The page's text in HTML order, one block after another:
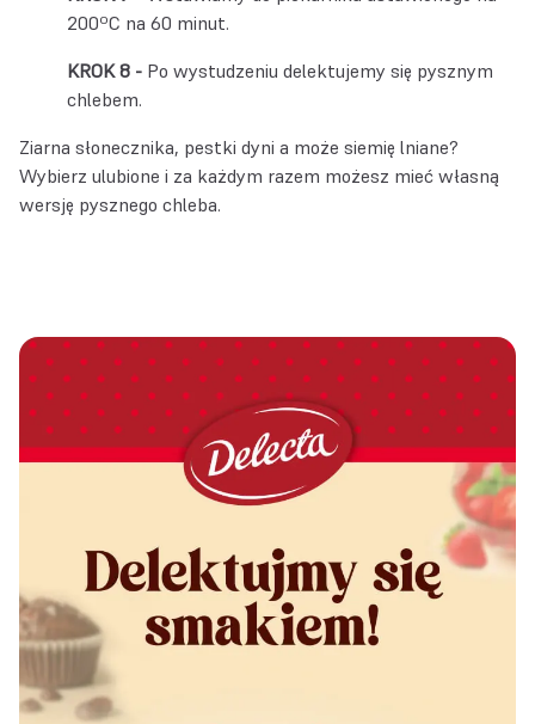
200ºC na 60 minut.
Po wystudzeniu delektujemy się pysznym
chlebem.
Ziarna słonecznika, pestki dyni a może siemię lniane?
Wybierz ulubione i za każdym razem możesz mieć własną
wersję pysznego chleba.